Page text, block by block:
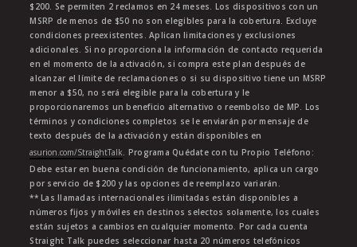
$200. Se permiten 2 reclamos en 24 meses. Los dispositivos con un
MSRP de menos de $50 no son elegibles para la cobertura. Excluye
condiciones preexistentes. Aplican limitaciones y exclusiones
adicionales. Si no proporciona la información de contacto requerida
en el momento de la activación, si compra este plan después de
alcanzar el límite de reclamaciones o si su dispositivo tiene un MSRP
menor a $50, no será elegible para la cobertura y le
proporcionaremos un beneficio alternativo o reembolso de MP. Los
términos y condiciones completos se le enviarán por mensaje de
texto después de la activación y están disponibles en
asurion.com/StraightTalk. Programa Quédate con tu Propio Teléfono:
Debe estar en buena condición de funcionamiento, aplica un cargo
por servicio de $200 y las opciones de reemplazo variarán.
** Las llamadas internacionales ilimitadas están disponibles a
números fijos y móviles en destinos selectos solamente, los cuales
están sujetos a cambios en cualquier momento. Por cada cuenta
Straight Talk puedes seleccionar hasta 20 números telefónicos